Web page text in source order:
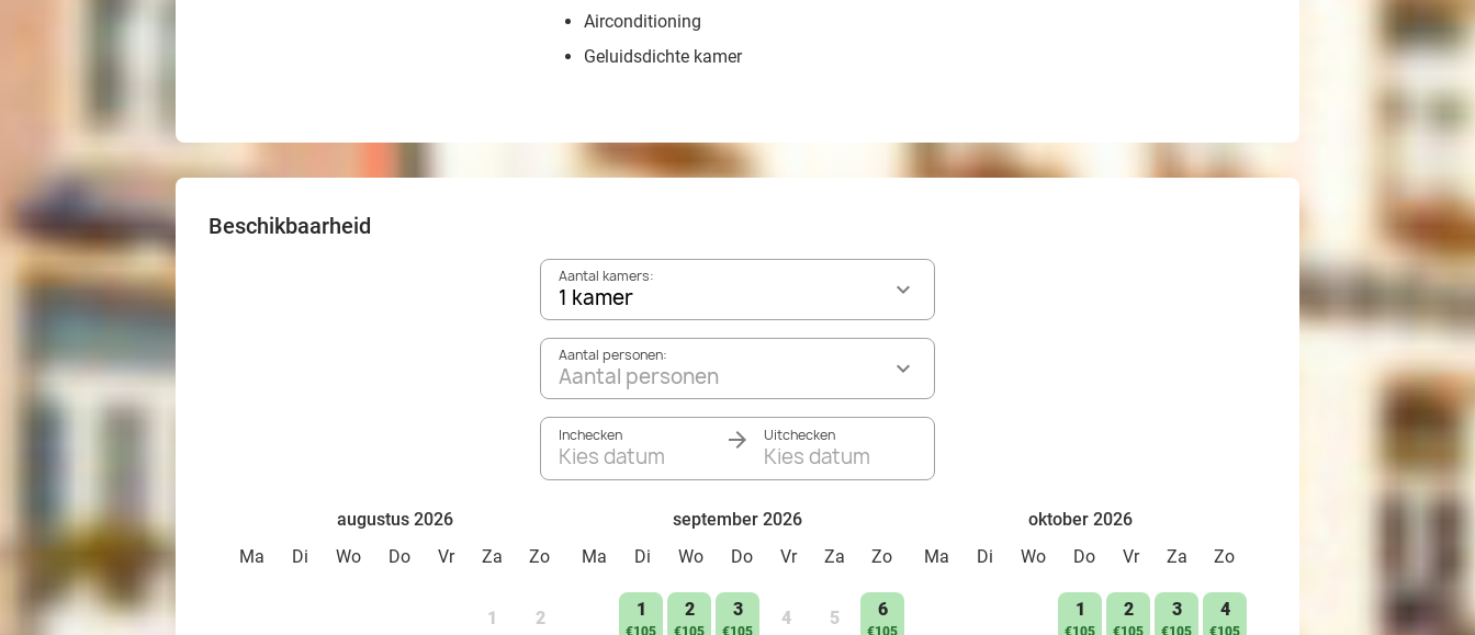
Airconditioning
Geluidsdichte kamer
Beschikbaarheid
Aantal kamers:
1 kamer
Aantal personen:
Aantal personen
Inchecken
Kies datum
Uitchecken
Kies datum
augustus 2026
Ma
Di Wo Do Vr Za Zo
1 2
september 2026
Ma
Di Wo Do Vr Za Zo
1
€105
2
€105
3
€105
4 5 6
€105
oktober 2026
Ma
Di Wo Do Vr Za Zo
1
€105
2
€105
3
€105
4
€105